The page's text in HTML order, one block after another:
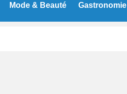
Mode & Beauté Gastronomie